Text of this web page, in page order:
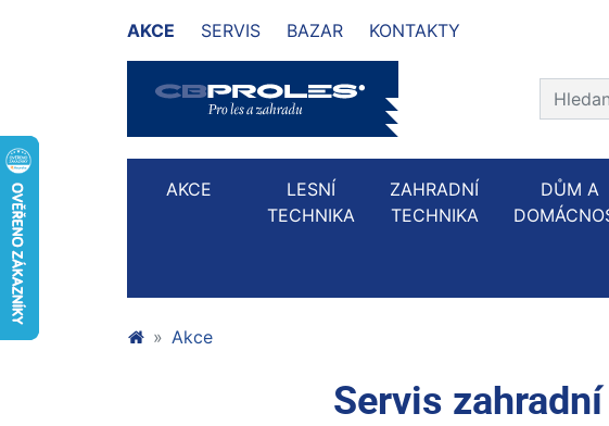
AKCE SERVIS BAZAR KONTAKTY
AKCE
LESNÍ
TECHNIKA
ZAHRADNÍ
TECHNIKA
DŮM A
Akce
Servis